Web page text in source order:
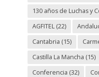
130 años de Luchas y
AGFITEL(22)
Cantabria (15)
Castilla La Mancha (15)
Conferencia (32)